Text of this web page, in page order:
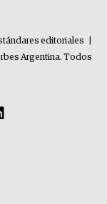
editoriales
Argentina. Todos